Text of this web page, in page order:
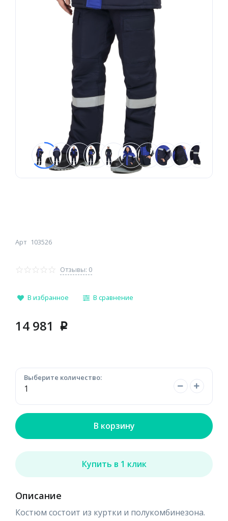
Арт 103526
Отзывы: 0
В избранное В сравнение
14 981 p
Выберите количество:
В корзину
Купить в 1 клик
Описание
Костюм состоит из куртки и полукомбинезона.